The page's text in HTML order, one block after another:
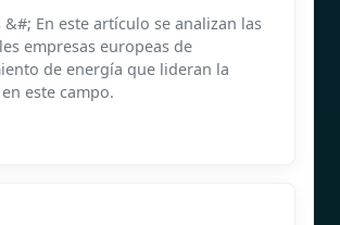
&#; En este artículo se analizan las
empresas europeas de
de energía que lideran la
este campo.